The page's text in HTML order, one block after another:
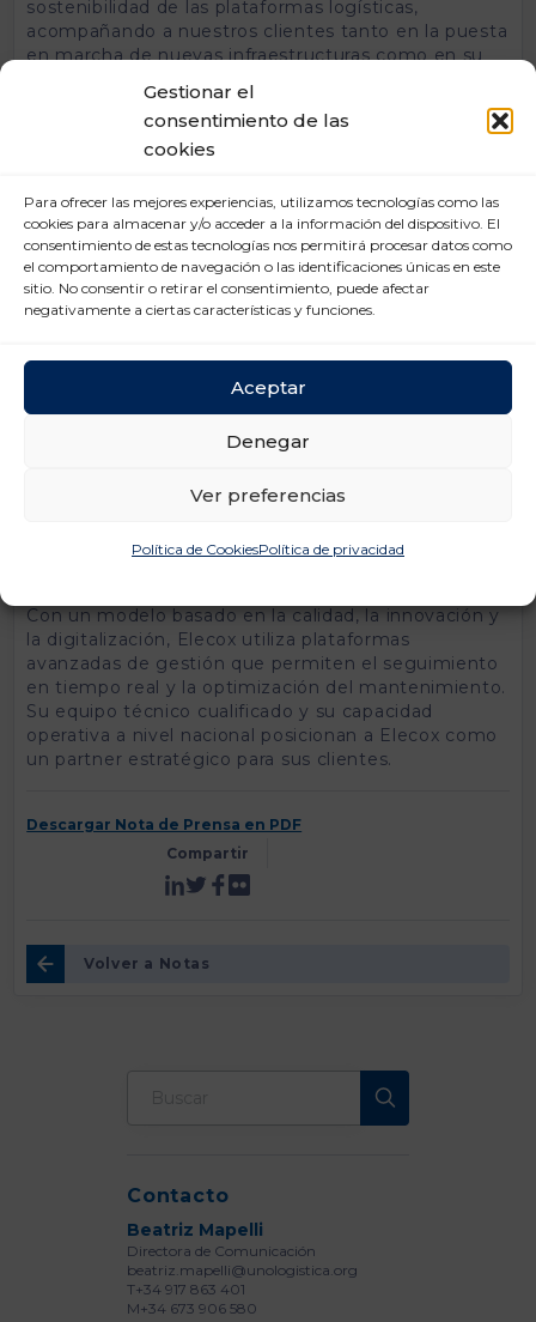
Gestionar el
consentimiento de las
cookies
Para ofrecer las mejores experiencias, utilizamos tecnologías como las
cookies para almacenar y/o acceder a la información del dispositivo. El
consentimiento de estas tecnologías nos permitirá procesar datos como
el comportamiento de navegación o las identificaciones únicas en este
sitio. No consentir o retirar el consentimiento, puede afectar
negativamente a ciertas características y funciones.
Aceptar
Denegar
Ver preferencias
Política de CookiesPolítica de privacidad
sostenibilidad de las plataformas logísticas,
acompañando a nuestros clientes tanto en la puesta
en marcha de nuevas infraestructuras como en su
Sobre UNO Logística
UNO es la organización empresarial de los
representa el 7% del PIB. Este ámbito de actividad
gestiona más de 1.000 millones de envíos anuales,
lo que supone 5 millones de toneladas al año, y da
empleo a más de un millón de trabajadores. UNO
agrupa a las empresas que diseñan, organizan,
gestionan y controlan los procesos de una o varias
Elecox es una compañía especializada en
infraestructuras en sectores como logística, retail e
electricidad, climatización, protección contra
mantenimiento integral de instalaciones,
Con un modelo basado en la calidad, la innovación y
la digitalización, Elecox utiliza plataformas
avanzadas de gestión que permiten el seguimiento
en tiempo real y la optimización del mantenimiento.
Su equipo técnico cualificado y su capacidad
operativa a nivel nacional posicionan a Elecox como
un partner estratégico para sus clientes.
Descargar Nota de Prensa en PDF
Compartir
Volver a Notas
Contacto
Beatriz Mapelli
Directora de Comunicación
beatriz.mapelli@unologistica.org
T+34 917 863 401
M+34 673 906 580